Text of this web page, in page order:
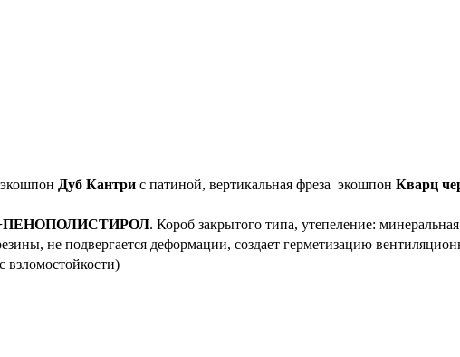
Дуб Кантри с патиной, вертикальная фреза экошпон Кварц
. Короб закрытого типа, утепеление: минеральная
не подвергается деформации, создает герметизацию
взломостойкости)